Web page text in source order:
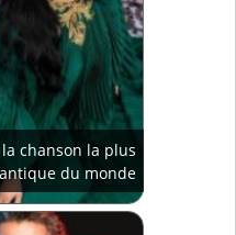
chanson la plus
du monde